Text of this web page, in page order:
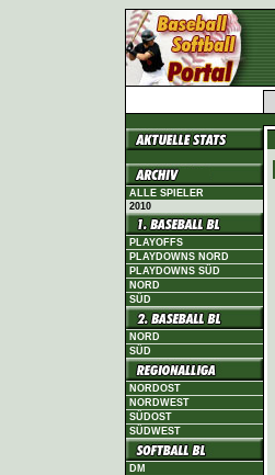
ALLE SPIELER
2010
PLAYOFFS
PLAYDOWNS NORD
PLAYDOWNS SÜD
NORD
SÜD
NORD
SÜD
NORDOST
NORDWEST
SÜDOST
SÜDWEST
DM